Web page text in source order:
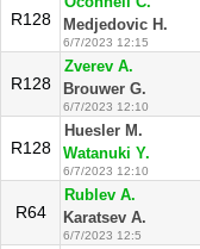
R128
Medjedovic H.
6/7/2023 12:15
R128
Zverev A.
Brouwer G.
6/7/2023 12:10
R128
Huesler M.
Watanuki Y.
6/7/2023 12:10
R64
Rublev A.
Karatsev A.
6/7/2023 12:5